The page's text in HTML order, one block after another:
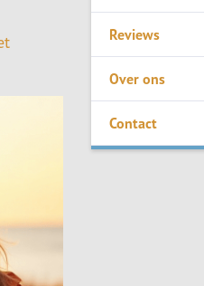
Reviews
Over ons
Contact